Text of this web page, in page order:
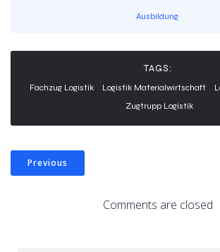
Ausbildung
TAGS:
Fachzug Logistik Logistik Materialwirtschaft
Zugtrupp Logistik
Previous
Comments are closed